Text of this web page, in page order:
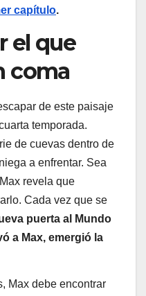
capítulo.
el que
coma
de este paisaje
temporada.
de cuevas dentro de
a enfrentar. Sea
revela que
Cada vez que se
puerta al Mundo
a Max, emergió la
Max debe encontrar